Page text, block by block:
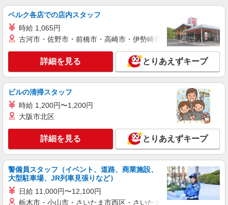
間外勤務手当 〇土日祝勤務手当 〇夜勤手当 〇深
夜勤務手当 〇年末年始勤務手当 〇早朝7:00〜
8:00/夜間18:00〜20:00は時給25％UP
パナソニック エイジフリーハウス相模大野 神
奈川県相模原市南区相模大野5丁目29番6号
キープ 詳細を見る
パナソニック エイジフリーハウス相模大野 看護小規模多機能
介護職／サ高住／小規模多機能／パート／日
数・時間は応相談
時給1,282円〜1,549円 ※経験・能力・資格等
による 社会福祉士・介護福祉士（夜勤専従） 時給
1,549円 社会福祉士・介護福祉士 時給1,346円 そ
の他資格（夜勤専従） 時給1,371円 その他資格 時
給1,282円 ※一律処遇改善加算含む 〇時間外勤務
手当 〇土日祝勤務手当 〇夜勤手当 〇深夜勤務手
当 〇年末年始勤務手当 〇早朝7:00〜8:00/夜間
18:00〜20:00は時給25％UP
パナソニック エイジフリーハウス相模大野 神
奈川県相模原市南区相模大野5丁目29番6号
キープ 詳細を見る
正社員
パナソニック エイジフリーハウス相模大野 看護小規模多機能
介護職／サ高住／小規模多機能／正社員／夜勤
ベルク各店での店内スタッフ
時給 1,065円
古河市・佐野市・前橋市・高崎市・伊勢崎市・太田市・館林市
詳細を見る とりあえずキープ
ビルの清掃スタッフ
時給 1,200円〜1,200円
大阪市北区
詳細を見る とりあえずキープ
警備員スタッフ（イベント、道路、商業施設、
大型駐車場、JR列車見張りなど）
日給 11,000円〜12,100円
栃木市・小山市・さいたま市西区・さいたま市岩槻区・久喜市・